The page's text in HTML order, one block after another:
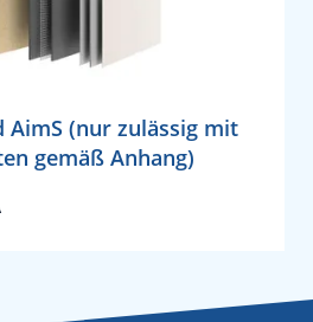
AimS (nur zulässig mit
gemäß Anhang)